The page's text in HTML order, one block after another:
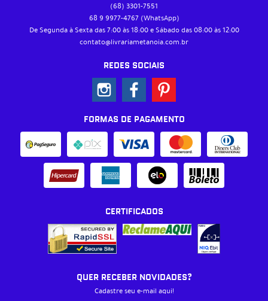
(68) 3301-7551
68 9 9977-4767 (WhatsApp)
De Segunda à Sexta das 7:00 às 18:00 e Sábado das 08:00 às 12:00
contato@livrariametanoia.com.br
REDES SOCIAIS
FORMAS DE PAGAMENTO
CERTIFICADOS
QUER RECEBER NOVIDADES?
Cadastre seu e-mail aqui!